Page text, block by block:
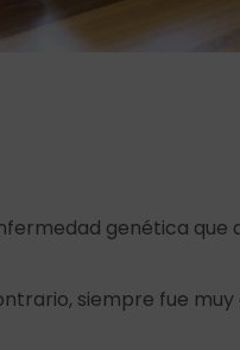
genética que
siempre fue